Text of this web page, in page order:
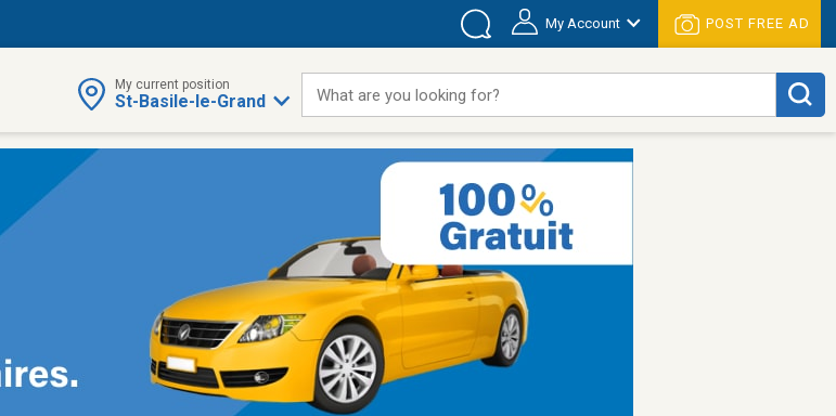
My Account POST FREE AD
My current position
St-Basile-le-Grand What are you looking for?